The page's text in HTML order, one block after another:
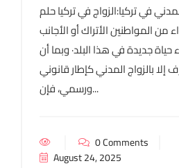
في تركيا:الزواج في تركيا حلم
من المواطنين الأتراك أو الأجانب
جديدة في هذا البلد· وبما أن
إلا بالزواج المدني كإطار قانوني
ورسمي، فإن...
0 Comments
August 24, 2025